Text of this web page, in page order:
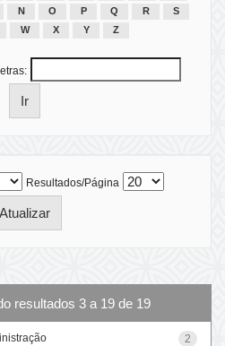
N O P Q R
S
W X Y Z
Resultados/Página
resultados 3 a 19 de 19
2